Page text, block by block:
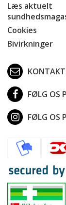
Læs aktuelt
Cookies
Bivirkninger
FØLG OS
FØLG OS